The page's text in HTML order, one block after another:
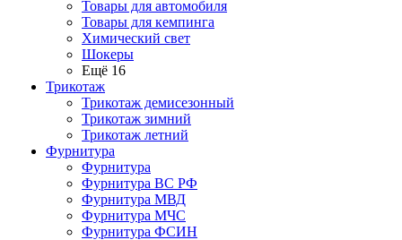
Товары для автомобиля
Товары для кемпинга
Химический свет
Шокеры
Ещё 16
Трикотаж
Трикотаж демисезонный
Трикотаж зимний
Трикотаж летний
Фурнитура
Фурнитура
Фурнитура ВС РФ
Фурнитура МВД
Фурнитура МЧС
Фурнитура ФСИН